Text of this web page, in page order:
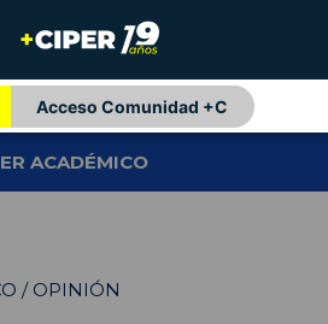
Acceso Comunidad +C
ACADÉMICO
/ OPINIÓN